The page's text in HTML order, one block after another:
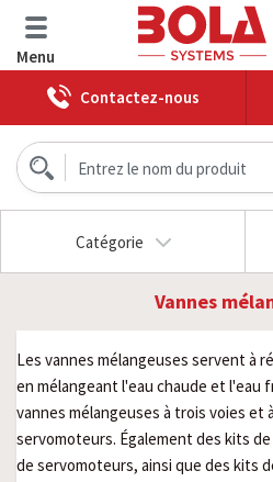
Menu
Contactez-nous
Catégorie
Vannes
Les vannes mélangeuses servent à
en mélangeant l'eau chaude et l'eau
vannes mélangeuses à trois voies et
servomoteurs. Également des kits
de servomoteurs, ainsi que des kits